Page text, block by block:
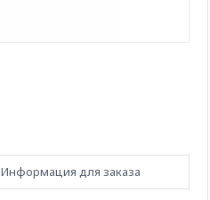
Информация для заказа